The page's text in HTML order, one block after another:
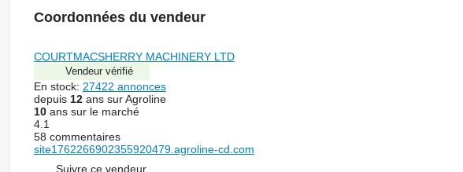
Coordonnées du vendeur
COURTMACSHERRY MACHINERY LTD
Vendeur vérifié
En stock: 27422 annonces
depuis 12ans sur Agroline
10ans sur le marché
4.1
58 commentaires
site1762266902355920479.agroline-cd.com
Suivre ce vendeur